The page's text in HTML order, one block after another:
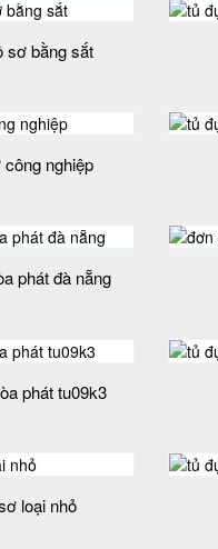
sơ bằng sắt
nghiệp
phát đà nẵng
phát tu09k3
loại nhỏ